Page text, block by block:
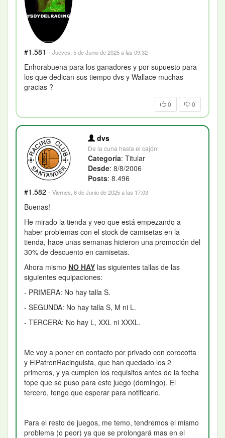
#1.581 · Jueves, 5 de Junio de 2025 a las 09:32
Enhorabuena para los ganadores y por supuesto para
los que dedican sus tiempo dvs y Wallace muchas
gracias ?
0 0
dvs
De la cuna hasta el cajón!
Categoría: Titular
Desde: 8/8/2006
Posts: 8.496
#1.582 · Viernes, 6 de Junio de 2025 a las 17:03
Buenas!
He mirado la tienda y veo que está empezando a
haber problemas con el stock de camisetas en la
tienda, hace unas semanas hicieron una promoción del
30% de descuento en camisetas.
Ahora mismo NO HAY las siguientes tallas de las
siguientes equipaciones:
- PRIMERA: No hay talla S.
- SEGUNDA: No hay talla S, M ni L.
- TERCERA: No hay L, XXL ni XXXL.
Me voy a poner en contacto por privado con corocotta
y ElPatronRacinguista, que han quedado los 2
primeros, y ya cumplen los requisitos antes de la fecha
tope que se puso para este juego (domingo). El
tercero, tengo que esperar para notificarlo.
Para el resto de juegos, me temo, tendremos el mismo
problema (o peor) ya que se prolongará mas en el